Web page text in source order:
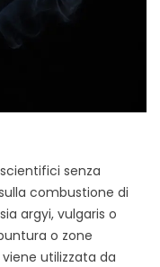
senza
combustione di
argyi, vulgaris o
o zone
utilizzata da